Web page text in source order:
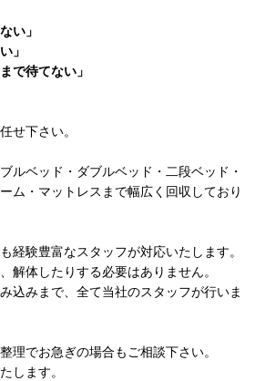
い」
」
で待てない」
せ下さい。
ルベッド・ダブルベッド・二段ベッド・
ム・マットレスまで幅広く回収しており
経験豊富なスタッフが対応いたします。
解体したりする必要はありません。
込みまで、全て当社のスタッフが行いま
理でお急ぎの場合もご相談下さい。
します。